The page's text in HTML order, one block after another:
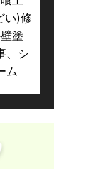
い)修
塗
、シ
ム